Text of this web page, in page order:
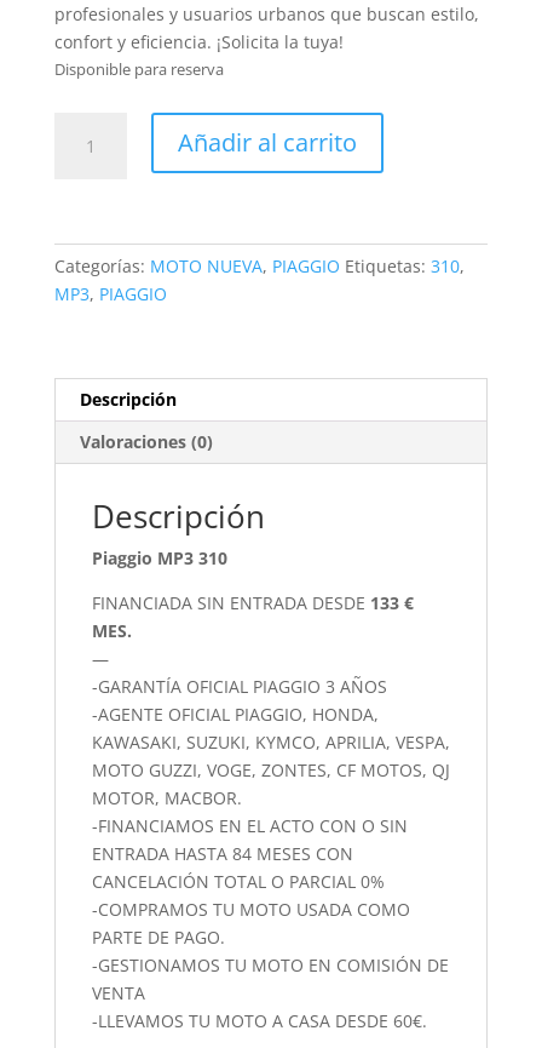
profesionales y usuarios urbanos que buscan estilo,
confort y eficiencia. ¡Solicita la tuya!
Disponible para reserva
Añadir al carrito
Categorías: MOTO NUEVA, PIAGGIO Etiquetas: 310,
MP3, PIAGGIO
Descripción
Valoraciones (0)
Descripción
Piaggio MP3 310
FINANCIADA SIN ENTRADA DESDE 133 €
MES.
—
-GARANTÍA OFICIAL PIAGGIO 3 AÑOS
-AGENTE OFICIAL PIAGGIO, HONDA,
KAWASAKI, SUZUKI, KYMCO, APRILIA, VESPA,
MOTO GUZZI, VOGE, ZONTES, CF MOTOS, QJ
MOTOR, MACBOR.
-FINANCIAMOS EN EL ACTO CON O SIN
ENTRADA HASTA 84 MESES CON
CANCELACIÓN TOTAL O PARCIAL 0%
-COMPRAMOS TU MOTO USADA COMO
PARTE DE PAGO.
-GESTIONAMOS TU MOTO EN COMISIÓN DE
VENTA
-LLEVAMOS TU MOTO A CASA DESDE 60€.